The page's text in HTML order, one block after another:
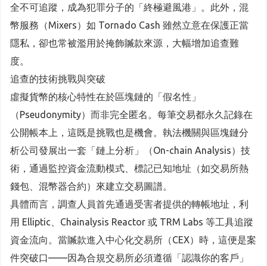
全不可追蹤，成為犯罪分子的「終極避風港」。此外，混
幣服務（Mixers）如 Tornado Cash 雖然立意在保護正當
隱私，卻也常被濫用於掩飾贓款來源，大幅增加追查難
度。
追查的技術挑戰與突破
虛擬貨幣的核心特性在於區塊鏈的「假名性」
（Pseudonymity）而非完全匿名。每筆交易都永久記錄在
公開帳本上，這既是挑戰也是機會。執法機關與區塊鏈分
析公司發展出一套「鏈上分析」（On-chain Analysis）技
術，通過監控資金流動模式、標記已知地址（如交易所熱
錢包、混幣器合約）來建立交易圖譜。
具體而言，調查人員首先通過受害者提供的轉帳地址，利
用 Elliptic、Chainalysis Reactor 或 TRM Labs 等工具追蹤
資金流向。當贓款進入中心化交易所（CEX）時，這便是案
件突破口——因為合規交易所必須遵循「認識你的客戶」